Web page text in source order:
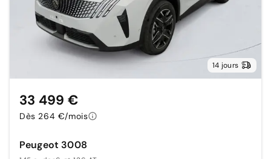
14 jours
Peugeot 3008
33 499 €
Dès 264 €/mois